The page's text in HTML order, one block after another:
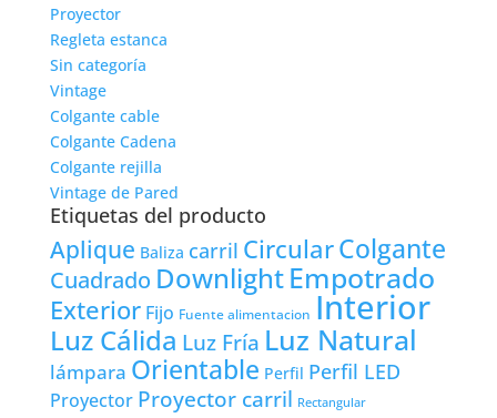
Proyector
Regleta estanca
Sin categoría
Vintage
Colgante cable
Colgante Cadena
Colgante rejilla
Vintage de Pared
Etiquetas del producto
Aplique Baliza carril CircularColgante
Cuadrado DownlightEmpotrado
Exterior Fijo Fuente alimentacion Interior
Luz Cálida Luz Fría Luz Natural
lámpara Orientable Perfil Perfil LED
Proyector Proyector carril Rectangular